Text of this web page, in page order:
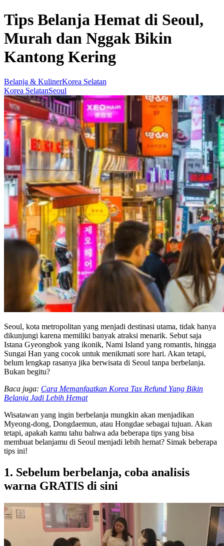
Tips Belanja Hemat di Seoul,
Murah dan Nggak Bikin
Kantong Kering
Belanja & KulinerKorea Selatan
Korea SelatanSeoul
Seoul, kota metropolitan yang menjadi destinasi utama, tidak hanya
dikunjungi karena memiliki banyak atraksi menarik. Sebut saja
Istana Gyeongbok yang ikonik, Nami Island yang romantis, hingga
Sungai Han yang cocok untuk menikmati sore hari. Akan tetapi,
belum lengkap rasanya jika berwisata di Seoul tanpa berbelanja.
Bukan begitu?
Baca juga: Cara Memanfaatkan Korea Tax Refund Yang Bikin
Belanja Jadi Lebih Hemat
Wisatawan yang ingin berbelanja mungkin akan menjadikan
Myeong-dong, Dongdaemun, atau Hongdae sebagai tujuan. Akan
tetapi, apakah kamu tahu bahwa ada beberapa tips yang bisa
membuat belanjamu di Seoul menjadi lebih hemat? Simak beberapa
tips ini!
1. Sebelum berbelanja, coba analisis
warna GRATIS di sini